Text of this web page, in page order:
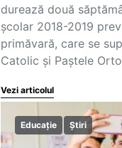
durează două
școlar 2018-2019
primăvară, care se
Catolic și Paștele
Vezi articolul
Educație Știri